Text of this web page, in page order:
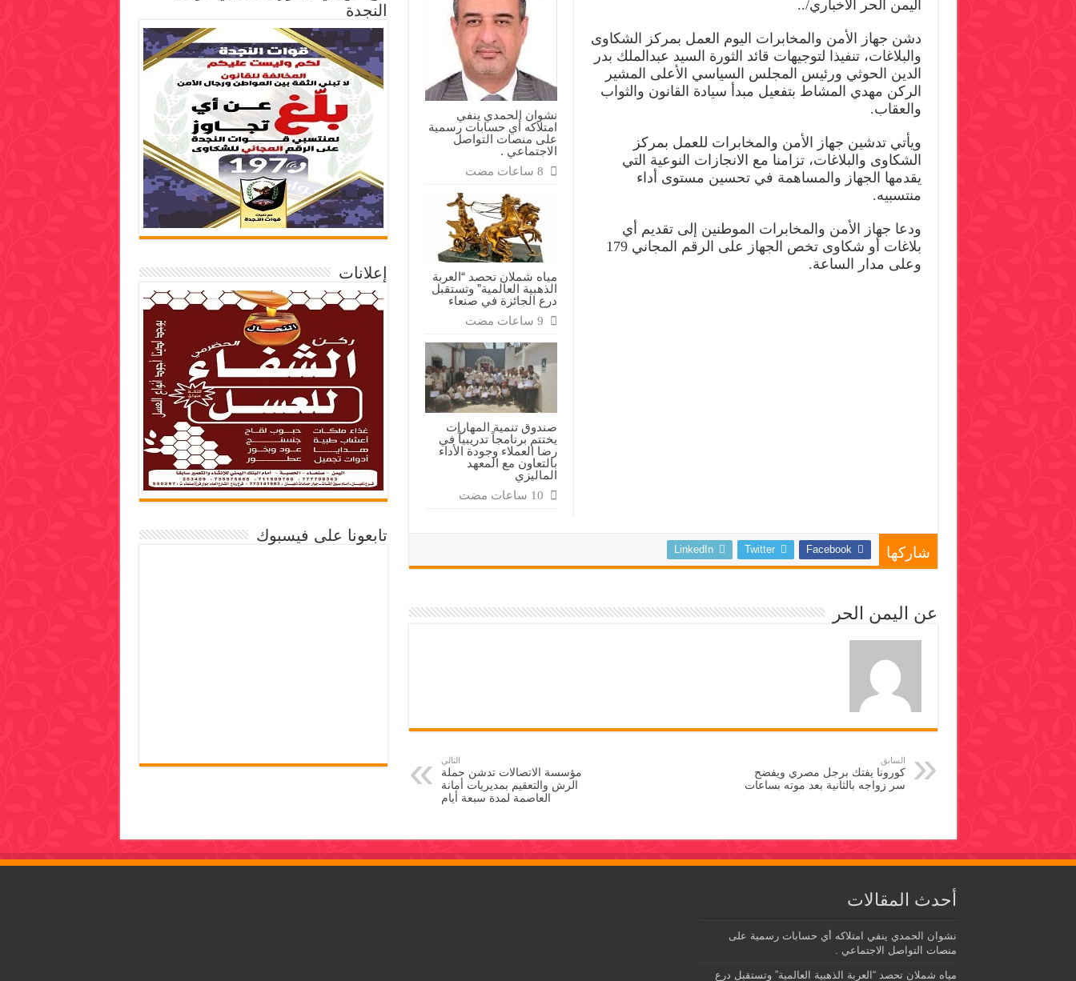
مغلقة
نشوان الحمدي ينفي
امتلاكه أي حسابات رسمية
على منصات التواصل
الاجتماعي .
مياه شملان تحصد “العربة
الذهبية العالمية” وتستقبل
درع الجائزة في صنعاء
صندوق تنمية المهارات
يختتم برنامجاً تدريبياً في
رضا العملاء وجودة الأداء
بالتعاون مع المعهد
الماليزي
اليمن الحر الاخباري/..
دشن جهاز الأمن والمخابرات اليوم العمل بمركز الشكاوى
والبلاغات، تنفيذا لتوجيهات قائد الثورة السيد عبدالملك بدر
الدين الحوثي ورئيس المجلس السياسي الأعلى المشير
الركن مهدي المشاط بتفعيل مبدأ سيادة القانون والثواب
والعقاب.
ويأتي تدشين جهاز الأمن والمخابرات للعمل بمركز
الشكاوى والبلاغات، تزامنا مع الانجازات النوعية التي
يقدمها الجهاز والمساهمة في تحسين مستوى أداء
منتسبيه.
ودعا جهاز الأمن والمخابرات الموطنين إلى تقديم أي
بلاغات أو شكاوى تخص الجهاز على الرقم المجاني 179
وعلى مدار الساعة.
شاركها Facebook
Twitter
LinkedIn
عن اليمن الحر
السابق
كورونا يفتك برجل مصري ويفضح
سر زواجه بالثانية بعد موته بساعات
التالي
مؤسسة الاتصالات تدشن حملة
الرش والتعقيم بمديريات أمانة
العاصمة لمدة سبعة أيام
النجدة
إعلانات
تابعونا على فيسبوك
أحدث المقالات
نشوان الحمدي ينفي امتلاكه أي حسابات رسمية على
منصات التواصل الاجتماعي .
مياه شملان تحصد “العربة الذهبية العالمية” وتستقبل درع